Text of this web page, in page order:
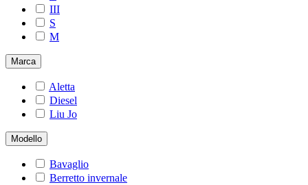
III
S
M
Marca
Aletta
Diesel
Liu Jo
Modello
Bavaglio
Berretto invernale